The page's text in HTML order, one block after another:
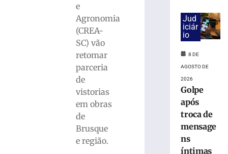
e
Agronomia
(CREA-
SC) vão
retomar
parceria
de
vistorias
em obras
de
Brusque
e região.
Jud
iciár
io
8 DE
AGOSTO DE
2026
Golpe
após
troca de
mensage
ns
íntimas